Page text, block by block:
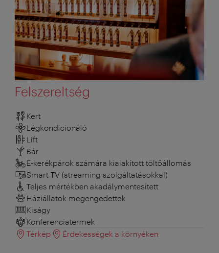
Felszereltség
Kert
Légkondicionáló
Lift
Bár
E-kerékpárok számára kialakított töltőállomás
Smart TV (streaming szolgáltatásokkal)
Teljes mértékben akadálymentesített
Háziállatok megengedettek
Kiságy
Konferenciatermek
Térkép
Érdekességek a környéken